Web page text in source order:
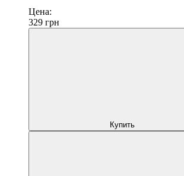
Цена:
329 грн
Купить